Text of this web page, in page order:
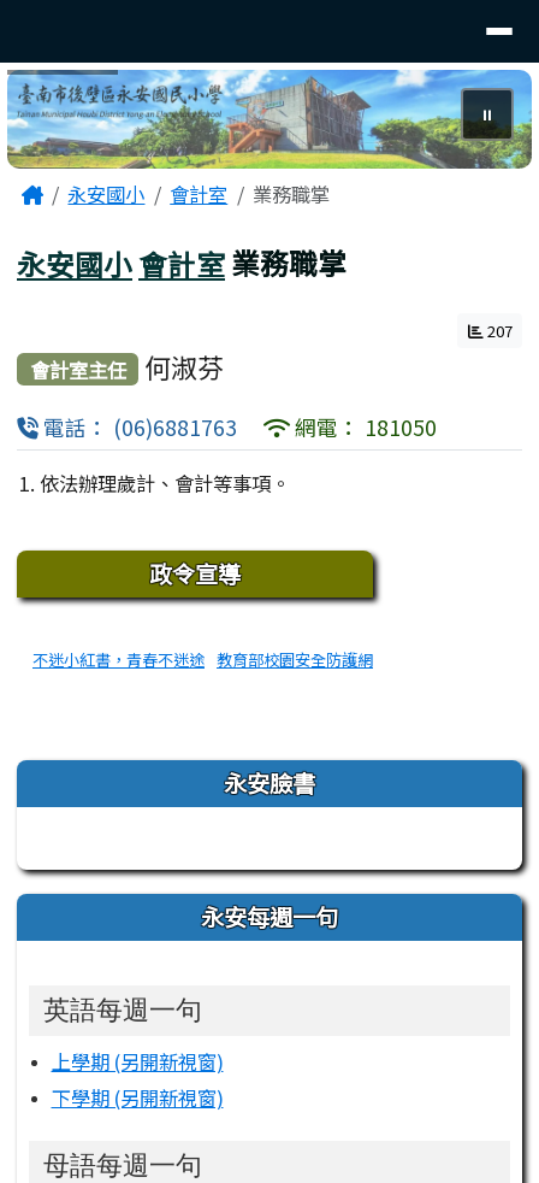
⏸
主內容區域
Home永安國小 會計室 業務職掌
永安國小會計室業務職掌
207
會計室主任 何淑芬
電話： (06)6881763 網電： 181050
依法辦理歲計、會計等事項。
下中區域內容政令宣導
不迷小紅書，青春不迷途 教育部校園安全防護網
左邊區域內容 永安臉書
永安每週一句
英語每週一句
上學期 (另開新視窗)
下學期 (另開新視窗)
母語每週一句
頁尾區域